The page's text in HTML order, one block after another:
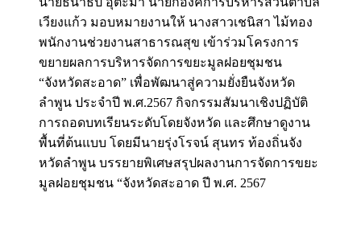
เวียงแก้ว มอบหมายงานให้ นางสาวเชนิสา ไม้ทอง
พนักงานช่วยงานสาธารณสุข เข้าร่วมโครงการ
ขยายผลการบริหารจัดการขยะมูลฝอยชุมชน​
“จังหวัด​สะอาด” เพื่อพัฒนาสู่ความยั่งยืนจังหวัด
ลำพูน​ ประจำปี​ พ.ศ.2567​ กิจกรรมสัมนาเชิงปฏิบัติ
การถอดบทเรียนระดับโดยจังหวัด และศึกษาดูงาน
พื้นที่ต้นแบบ โดยมีนา​ยรุ่งโรจน์​ สุนทร​ ท้องถิ่นจั​ง
หวัดลำพูน​ บรรยายพิเศษสรุปผล​งานการจัดการขยะ
มูลฝอยชุมชน​ “จังหวัดสะอาด​ ปี​ พ.ศ.​ 2567​